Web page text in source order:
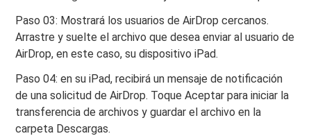
Paso 03: Mostrará los usuarios de AirDrop cercanos.
Arrastre y suelte el archivo que desea enviar al usuario de
AirDrop, en este caso, su dispositivo iPad.
Paso 04: en su iPad, recibirá un mensaje de notificación
de una solicitud de AirDrop. Toque Aceptar para iniciar la
transferencia de archivos y guardar el archivo en la
carpeta Descargas.